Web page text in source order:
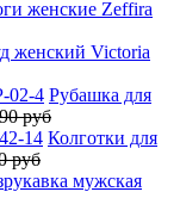
женские Zeffira
женский Victoria
Рубашка для
руб
Колготки для
руб
мужская